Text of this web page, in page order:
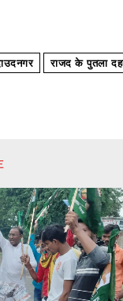
राजद के पुतला